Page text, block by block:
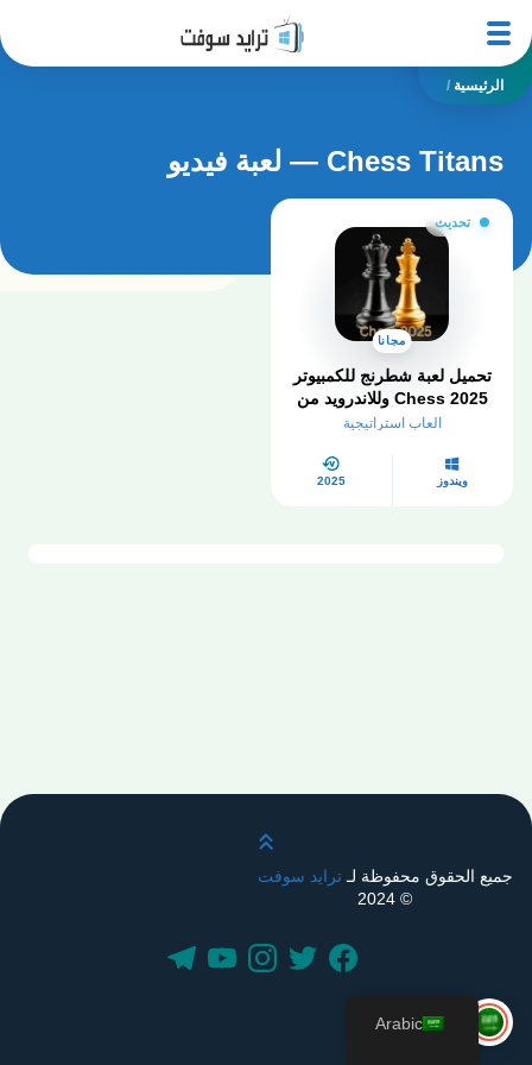
الرئيسية /
Chess Titans — لعبة فيديو
تحديث
مجانا
تحميل لعبة شطرنج للكمبيوتر
2025 Chess وللاندرويد من
ميديا فاير مجانًا
العاب استراتيجية
ويندوز 2025
قم بالتمرير لأعلى
جميع الحقوق محفوظة لـترايد سوفت
© 2024
Arabic